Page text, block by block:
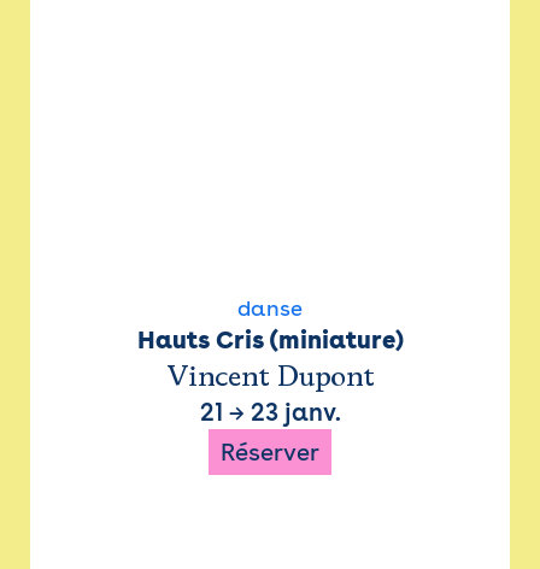
danse
Hauts Cris (miniature)
Vincent Dupont
21 → 23 janv.
Réserver